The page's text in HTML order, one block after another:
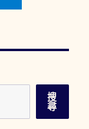
搜
尋